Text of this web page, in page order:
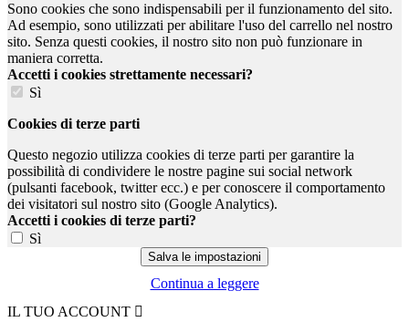
Sono cookies che sono indispensabili per il funzionamento del sito.
Ad esempio, sono utilizzati per abilitare l'uso del carrello nel nostro
sito. Senza questi cookies, il nostro sito non può funzionare in
maniera corretta.
Accetti i cookies strettamente necessari?
Sì
Cookies di terze parti
Questo negozio utilizza cookies di terze parti per garantire la
possibilità di condividere le nostre pagine sui social network
(pulsanti facebook, twitter ecc.) e per conoscere il comportamento
dei visitatori sul nostro sito (Google Analytics).
Accetti i cookies di terze parti?
Sì
Continua a leggere
IL TUO ACCOUNT 